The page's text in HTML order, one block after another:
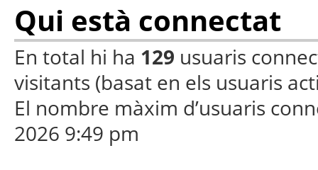
Qui està connectat
En total hi ha 129 usuaris
visitants (basat en els usuaris
El nombre màxim d’usuaris
2026 9:49 pm